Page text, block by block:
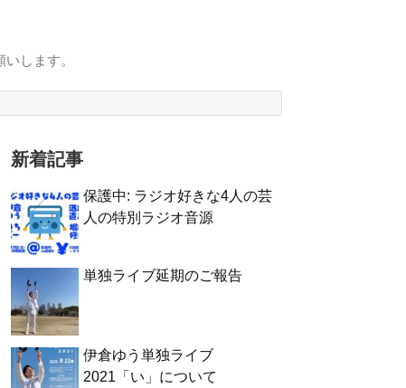
します。
新着記事
保護中: ラジオ好きな4人の芸
人の特別ラジオ音源
単独ライブ延期のご報告
伊倉ゆう単独ライブ
2021「い」について